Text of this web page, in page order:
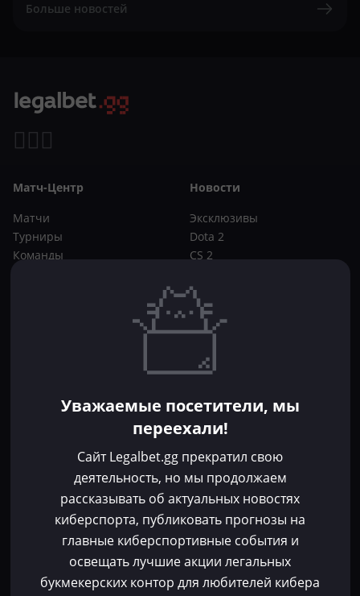
Больше новостей
Матч-Центр
Матчи
Турниры
Команды
Новости
Эксклюзивы
Dota 2
CS 2
Букмекеры
CS 2
Фрибеты
Без депозита
Контакты
Пользовательское соглашение
Политика конфиденциальности
Политика в отношении файлов cookie
Согласие на обработку персональных данных
Уважаемые посетители, мы
переехали!
Сайт Legalbet.gg прекратил свою
деятельность, но мы продолжаем
рассказывать об актуальных новостях
киберспорта, публиковать прогнозы на
главные киберспортивные события и
освещать лучшие акции легальных
букмекерских контор для любителей кибера